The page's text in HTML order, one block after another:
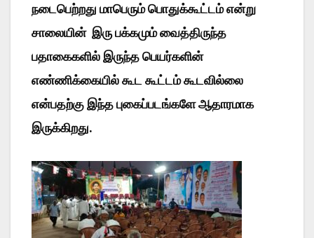
நடைபெற்றது மாபெரும் பொதுக்கூட்டம் என்று
சாலையின் இரு பக்கமும் வைத்திருந்த
பதாகைகளில் இருந்த பெயர்களின்
எண்ணிக்கையில் கூட கூட்டம் கூடவில்லை
என்பதற்கு இந்த புகைப்படங்களே ஆதாரமாக
இருக்கிறது.